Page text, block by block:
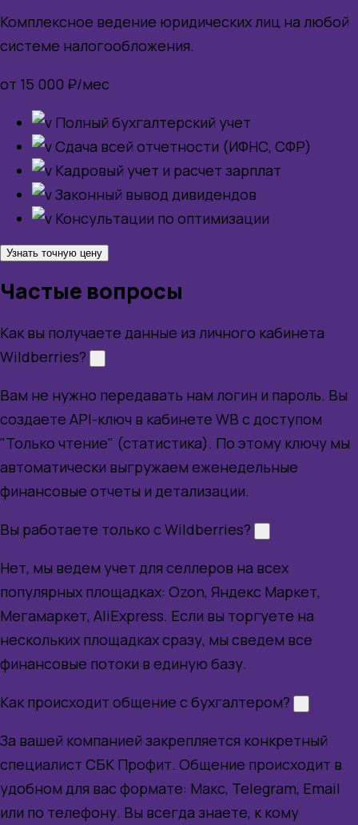
Комплексное ведение юридических лиц на любой
системе налогообложения.
от 15 000 ₽/мес
Полный бухгалтерский учет
Сдача всей отчетности (ИФНС, СФР)
Кадровый учет и расчет зарплат
Законный вывод дивидендов
Консультации по оптимизации
Узнать точную цену
Частые вопросы
Как вы получаете данные из личного кабинета
Wildberries?
Вам не нужно передавать нам логин и пароль. Вы
создаете API-ключ в кабинете WB с доступом
"Только чтение" (статистика). По этому ключу мы
автоматически выгружаем еженедельные
финансовые отчеты и детализации.
Вы работаете только с Wildberries?
Нет, мы ведем учет для селлеров на всех
популярных площадках: Ozon, Яндекс Маркет,
Мегамаркет, AliExpress. Если вы торгуете на
нескольких площадках сразу, мы сведем все
финансовые потоки в единую базу.
Как происходит общение с бухгалтером?
За вашей компанией закрепляется конкретный
специалист СБК Профит. Общение происходит в
удобном для вас формате: Макс, Telegram, Email
или по телефону. Вы всегда знаете, к кому